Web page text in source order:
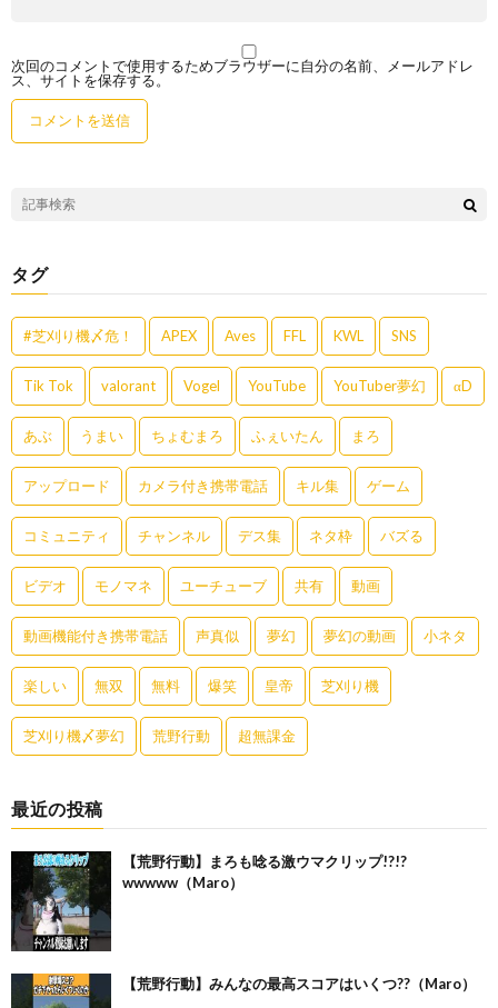
次回のコメントで使用するためブラウザーに自分の名前、メールアドレ
ス、サイトを保存する。
タグ
#芝刈り機〆危！ APEX Aves FFL KWL SNS
Tik Tok valorant Vogel YouTube YouTuber夢幻 αD
あぶ うまい ちょむまろ ふぇいたん まろ
アップロード カメラ付き携帯電話 キル集 ゲーム
コミュニティ チャンネル デス集 ネタ枠 バズる
ビデオ モノマネ ユーチューブ 共有 動画
動画機能付き携帯電話 声真似 夢幻 夢幻の動画 小ネタ
楽しい 無双 無料 爆笑 皇帝 芝刈り機
芝刈り機〆夢幻 荒野行動 超無課金
最近の投稿
【荒野行動】まろも唸る激ウマクリップ!?!?
wwwww（Maro）
【荒野行動】みんなの最高スコアはいくつ??（Maro）